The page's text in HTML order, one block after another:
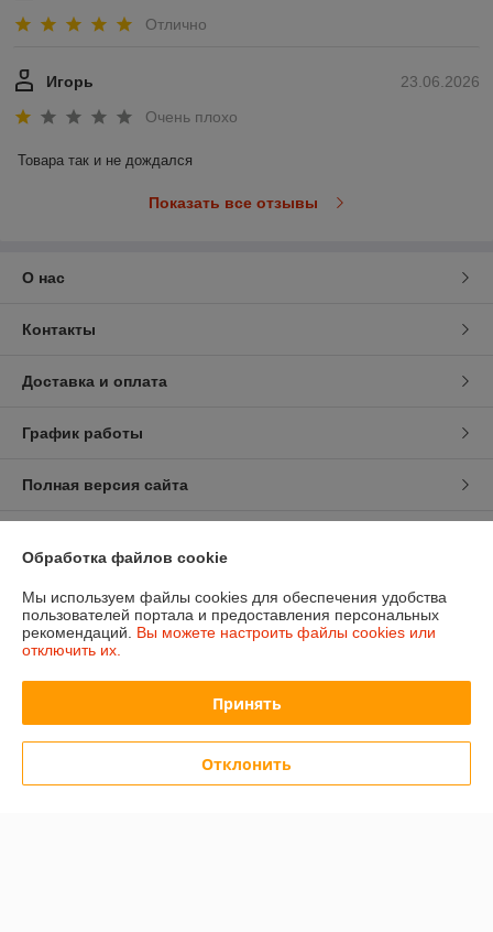
Отлично
23.06.2026
Игорь
Очень плохо
Товара так и не дождался
Показать все отзывы
О нас
Контакты
Доставка и оплата
График работы
Полная версия сайта
Сайт создан на платформе Deal.by
ООО «Сакрада»
г. Минск, ул. Тимирязева, д. 114, корпус 8, павильон 24172046
Обработка файлов cookie
Мы используем файлы cookies для обеспечения удобства
пользователей портала и предоставления персональных
рекомендаций. Вы можете настроить файлы cookies или
отключить их.
Принять
Отклонить